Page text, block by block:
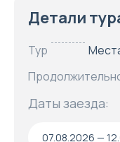
Детали
Тур
Даты заезда:
07.08.2026 —